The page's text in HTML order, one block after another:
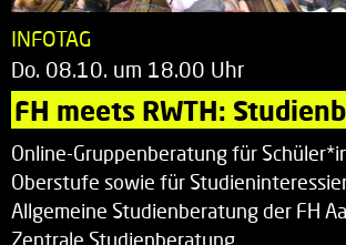
INFOTAG
Do. 08.10. um 18.00 Uhr
FH meets RWTH:
Online-Gruppenberatung für
Oberstufe sowie für
Allgemeine Studienberatung der FH
Zentrale Studienberatung…